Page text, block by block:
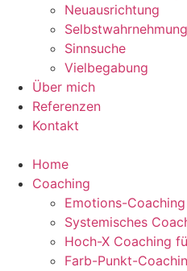
Neuausrichtung
Selbstwahrnehmung
Sinnsuche
Vielbegabung
Über mich
Referenzen
Kontakt
Home
Coaching
Emotions-Coaching
Systemisches
Hoch-X Coaching
Farb-Punkt-